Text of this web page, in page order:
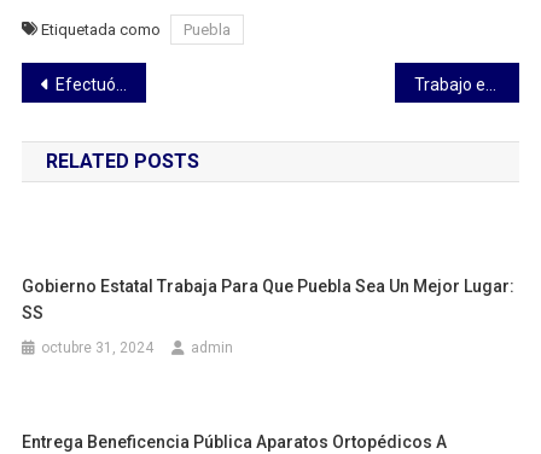
Etiquetada como Puebla
Navegación
de
entradas
Efectuó UATx jornada académica internacional en enfermería Trabajo en comunidad para lograr el desarrollo de Cuacuila; descata Pepe Márquez
RELATED POSTS
Gobierno Estatal Trabaja Para Que Puebla Sea Un Mejor Lugar:
SS
octubre 31, 2024 admin
Entrega Beneficencia Pública Aparatos Ortopédicos A